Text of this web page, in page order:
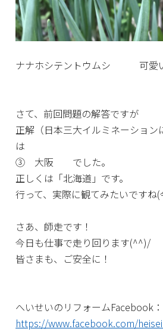
ナナホシテントウムシ 可愛い
さて、前回問題の解答ですが
正解（日本三大イルミネーション
は
③ 大阪 でした。
正しくは「北海道」です。
行って、実際に観てみたいですね(
さあ、師走です！
今日も仕事で走り回ります(^^)/
皆さまも、ご安全に！
へいせいのリフォームFacebook：
https://www.facebook.com/